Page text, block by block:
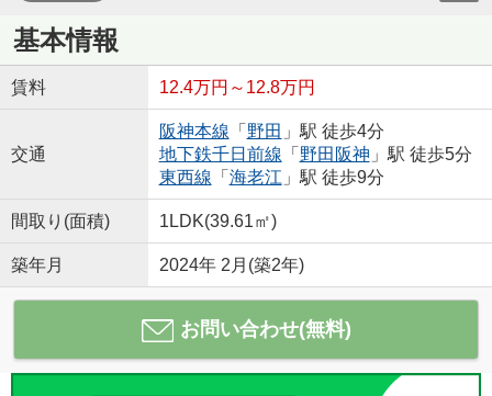
基本情報
賃料 12.4万円～12.8万円
交通
阪神本線 「 野田 」駅 徒歩4分
地下鉄千日前線 「 野田阪神 」駅 徒歩5分
東西線 「 海老江 」駅 徒歩9分
間取り(面積) 1LDK(39.61㎡)
築年月 2024年 2月(築2年)
お問い合わせ(無料)